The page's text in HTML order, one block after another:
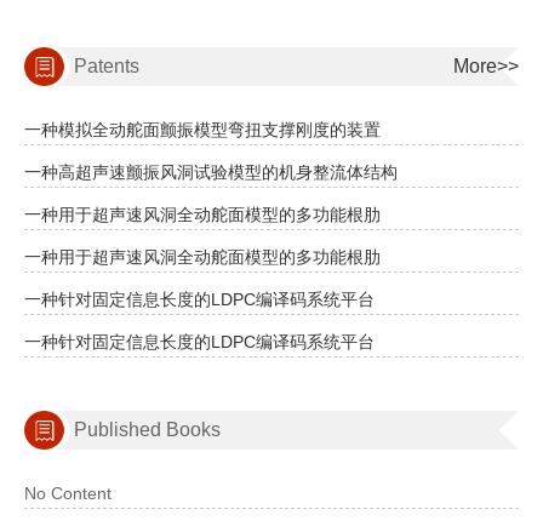
Patents More>>
一种模拟全动舵面颤振模型弯扭支撑刚度的装置
一种高超声速颤振风洞试验模型的机身整流体结构
一种用于超声速风洞全动舵面模型的多功能根肋
一种用于超声速风洞全动舵面模型的多功能根肋
一种针对固定信息长度的LDPC编译码系统平台
一种针对固定信息长度的LDPC编译码系统平台
Published Books
No Content